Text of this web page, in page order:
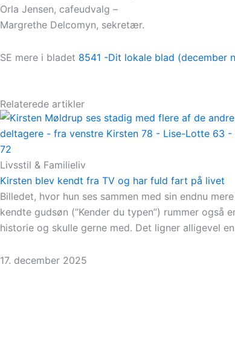
Orla Jensen, cafeudvalg –
Margrethe Delcomyn, sekretær.
SE mere i bladet 8541 -Dit lokale blad (december
Relaterede artikler
Livsstil & Familieliv
Kirsten blev kendt fra TV og har fuld fart på livet
Billedet, hvor hun ses sammen med sin endnu
kendte gudsøn (”Kender du typen”) rummer også
historie og skulle gerne med. Det ligner alligevel
17. december 2025